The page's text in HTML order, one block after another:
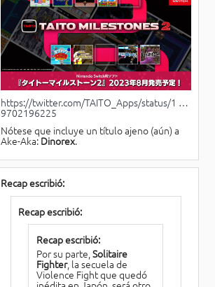
https://twitter.com/TAITO_Apps/status/1 …
9702196225
Nótese que incluye un título ajeno (aún) a
Ake-Aka:Dinorex.
Recap escribió:
Recap escribió:
Recap escribió:
Por su parte,Solitaire
Fighter, la secuela de
Violence Fight que quedó